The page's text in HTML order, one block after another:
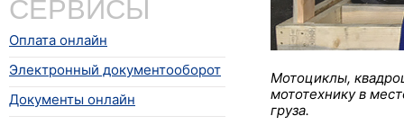
Оплата онлайн
Электронный документооборот
Документы онлайн
Мотоциклы,
мототехнику в
груза.